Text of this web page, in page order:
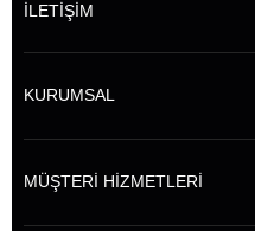
İLETİŞİM
KURUMSAL
MÜŞTERİ HİZMETLERİ